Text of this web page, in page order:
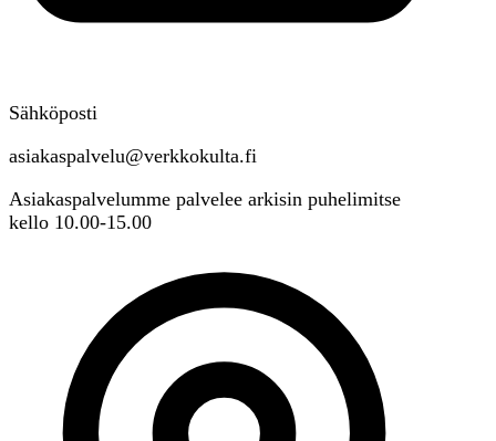
Sähköposti
asiakaspalvelu@verkkokulta.fi
Asiakaspalvelumme palvelee arkisin puhelimitse
kello 10.00-15.00